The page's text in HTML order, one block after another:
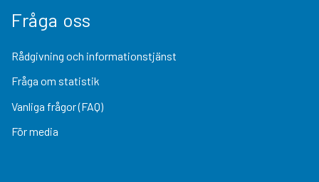
Fråga oss
Rådgivning och informationstjänst
Fråga om statistik
Vanliga frågor (FAQ)
För media